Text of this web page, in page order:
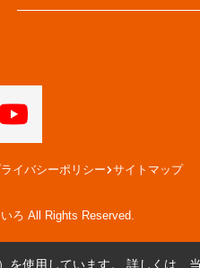
イバシーポリシー サイトマップ
ろ All Rights Reserved.
を使用しています。 詳しくは、